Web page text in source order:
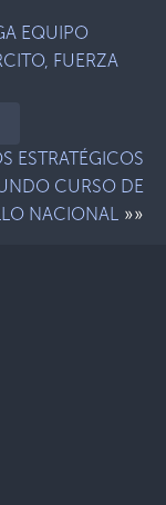
EQUIPO
FUERZA
ESTRATÉGICOS
CURSO DE
NACIONAL »»